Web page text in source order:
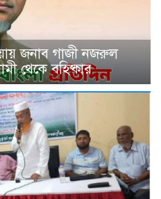
জনাব গাজী নজরুল
থেকে বহিষ্কার